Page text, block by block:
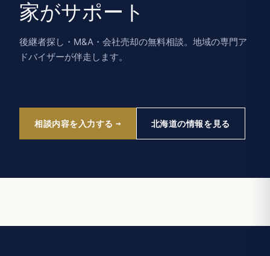
家がサポート
後継者探し・M&A・会社売却の無料相談。地域の専門ア
ドバイザーが伴走します。
相談内容を入力する 北海道の情報を見る